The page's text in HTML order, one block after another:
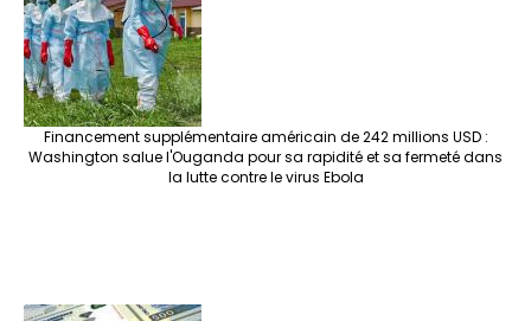
Financement supplémentaire américain de 242 millions USD :
Washington salue l'Ouganda pour sa rapidité et sa fermeté dans
la lutte contre le virus Ebola